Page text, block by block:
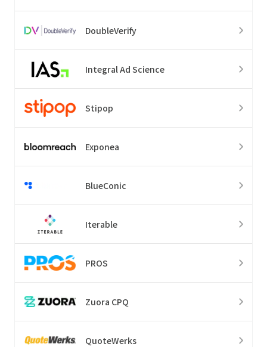
DoubleVerify
Integral Ad Science
Stipop
Exponea
BlueConic
Iterable
PROS
Zuora CPQ
QuoteWerks